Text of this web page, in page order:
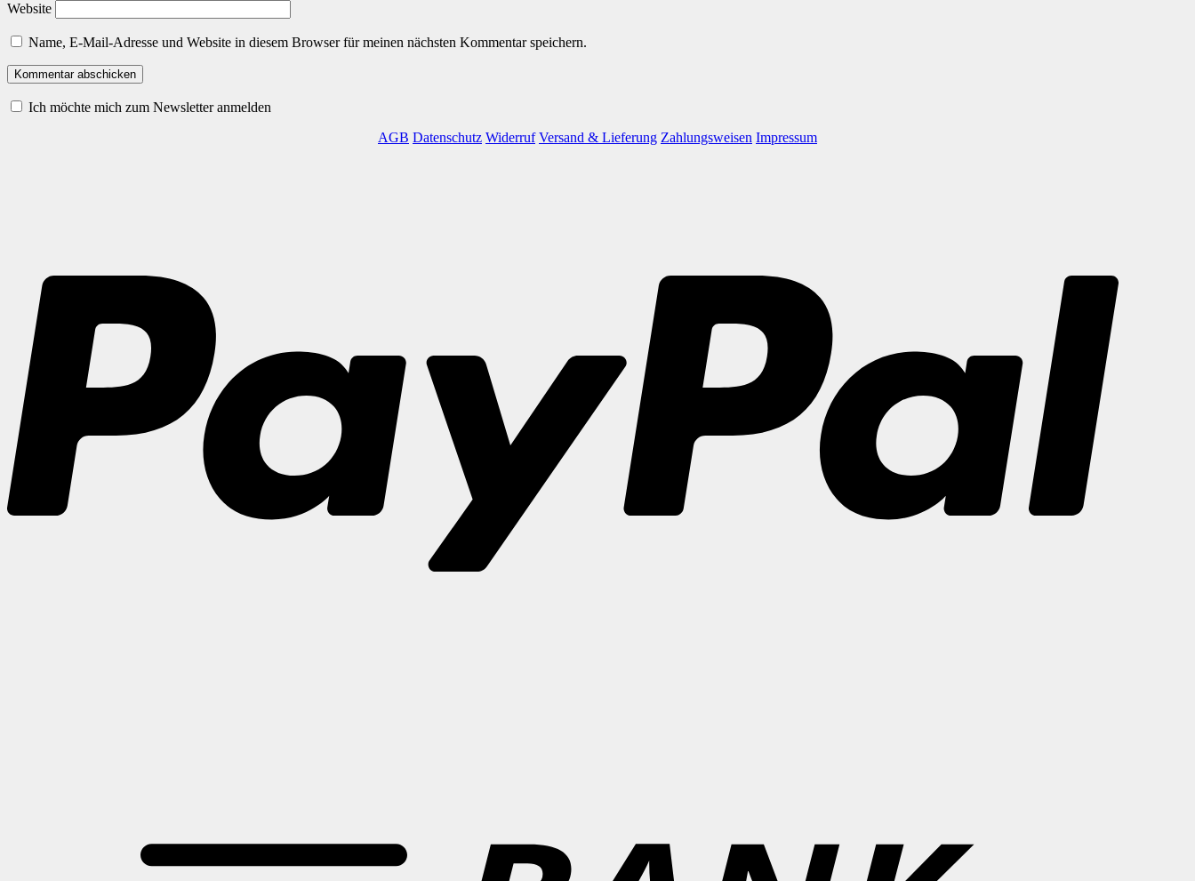
Website
Name, E-Mail-Adresse und Website in diesem Browser für meinen nächsten Kommentar speichern.
Ich möchte mich zum Newsletter anmelden
AGB Datenschutz Widerruf Versand & Lieferung Zahlungsweisen Impressum